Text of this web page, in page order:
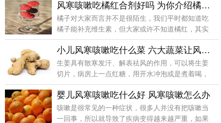
风寒咳嗽吃橘红合剂好吗 为你介绍橘红合剂
橘子对大家而言并不是很陌生，我们平时都知道吃
橘子能补充维生素，但大家或许不知道橘红，其实
说白了橘红就
小儿风寒咳嗽吃什么菜 六大蔬菜让风寒咳嗽宝宝快快好起来
生姜具有散寒发汗、解表祛风的作用，可以将生姜
切片，病房上一点红糖，用开水冲泡或是煮着喝，
促进身体发汗
婴儿风寒咳嗽吃什么好 风寒咳嗽怎么办
咳嗽是很常见的一种症状，很多人并没有把咳嗽当
一回事，所以就导致了疾病变得越来越严重，如果